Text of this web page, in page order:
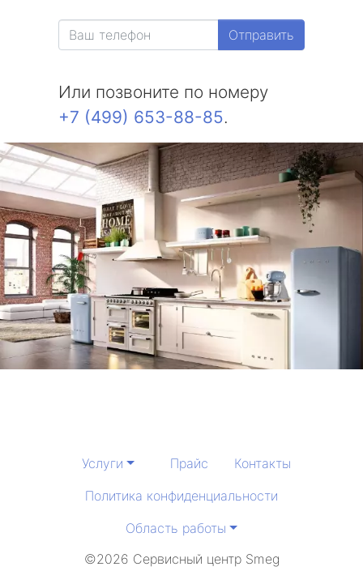
Отправить
Или позвоните по номеру
+7 (499) 653-88-85.
Услуги Прайс
Контакты
Политика конфиденциальности
Область работы
©2026 Сервисный центр Smeg